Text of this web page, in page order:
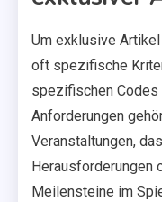
Um exklusive
oft spezifische
spezifischen Codes
Anforderungen
Veranstaltungen,
Herausforderungen
Meilensteine im